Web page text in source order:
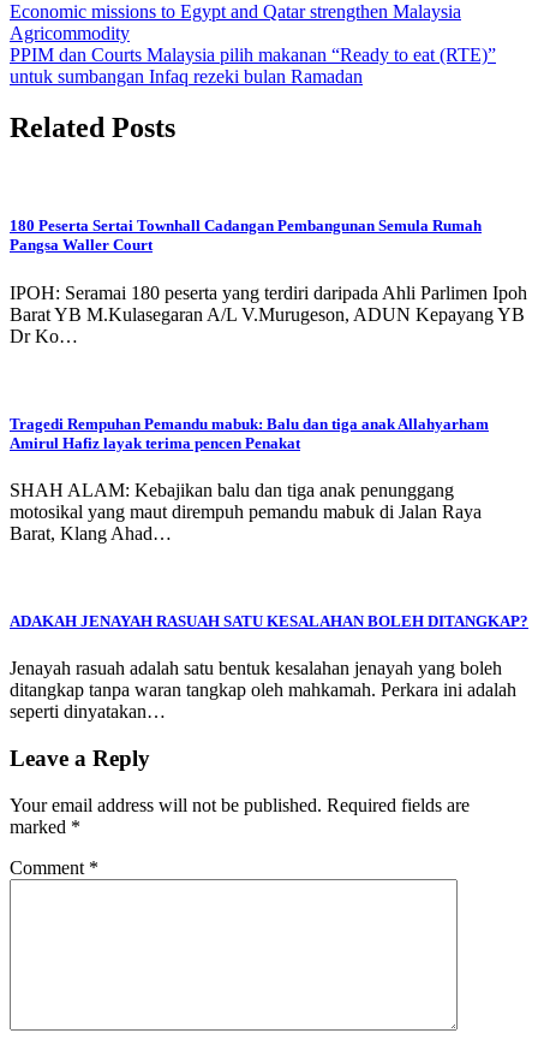
Economic missions to Egypt and Qatar strengthen Malaysia
Agricommodity
PPIM dan Courts Malaysia pilih makanan “Ready to eat (RTE)”
untuk sumbangan Infaq rezeki bulan Ramadan
Related Posts
180 Peserta Sertai Townhall Cadangan Pembangunan Semula Rumah
Pangsa Waller Court
IPOH: Seramai 180 peserta yang terdiri daripada Ahli Parlimen Ipoh
Barat YB M.Kulasegaran A/L V.Murugeson, ADUN Kepayang YB
Dr Ko…
Tragedi Rempuhan Pemandu mabuk: Balu dan tiga anak Allahyarham
Amirul Hafiz layak terima pencen Penakat
SHAH ALAM: Kebajikan balu dan tiga anak penunggang
motosikal yang maut dirempuh pemandu mabuk di Jalan Raya
Barat, Klang Ahad…
ADAKAH JENAYAH RASUAH SATU KESALAHAN BOLEH DITANGKAP?
Jenayah rasuah adalah satu bentuk kesalahan jenayah yang boleh
ditangkap tanpa waran tangkap oleh mahkamah. Perkara ini adalah
seperti dinyatakan…
Leave a Reply
Your email address will not be published. Required fields are
marked *
Comment *